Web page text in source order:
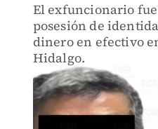
El exfuncionario
posesión de
dinero en efectivo
Hidalgo.